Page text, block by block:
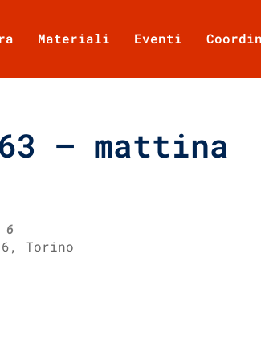
Materiali Eventi
– mattina
6
Torino